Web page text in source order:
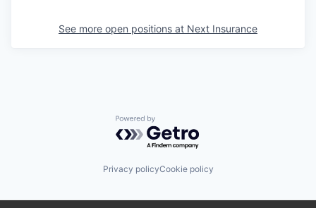
See more open positions at Next Insurance
Powered by Getro.com
Privacy policyCookie policy